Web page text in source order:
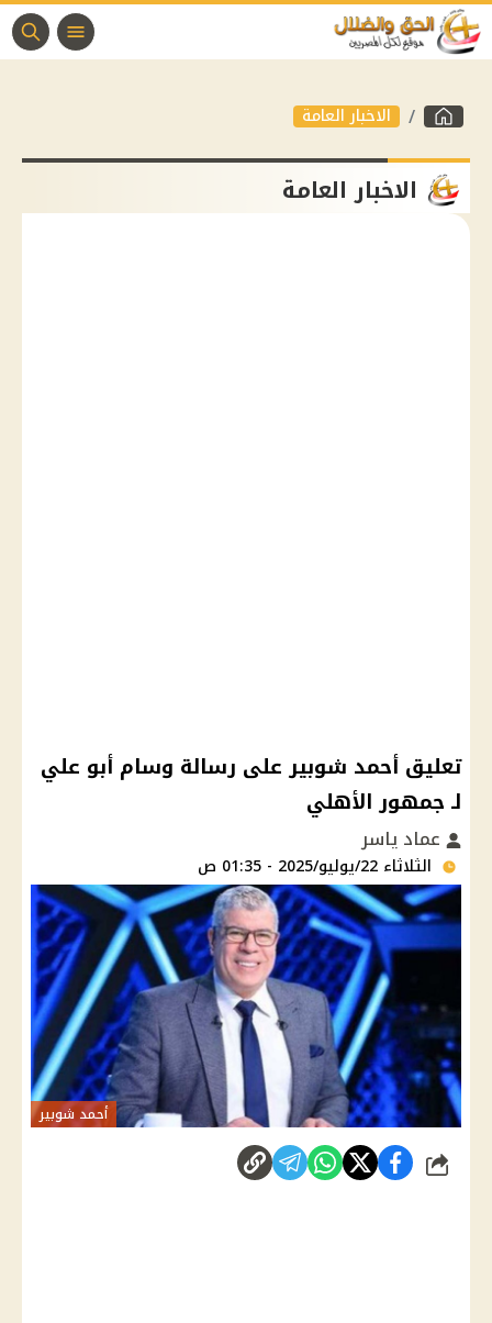
الاخبار العامة
الاخبار العامة
تعليق أحمد شوبير على رسالة وسام أبو علي
لـ جمهور الأهلي
عماد ياسر
الثلاثاء 22/يوليو/2025 - 01:35 ص
أحمد شوبير
شارك